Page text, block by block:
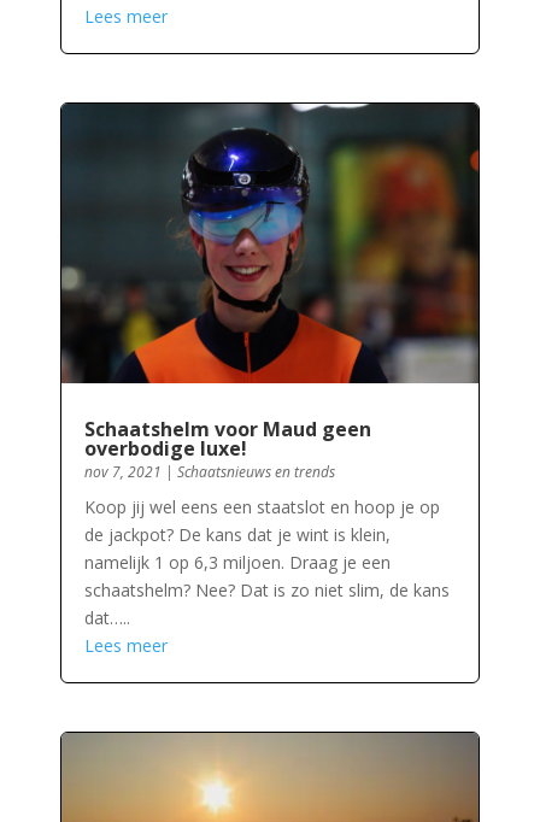
Lees meer
Schaatshelm voor Maud geen
overbodige luxe!
nov 7, 2021 | Schaatsnieuws en trends
Koop jij wel eens een staatslot en hoop je op
de jackpot? De kans dat je wint is klein,
namelijk 1 op 6,3 miljoen. Draag je een
schaatshelm? Nee? Dat is zo niet slim, de kans
dat…..
Lees meer